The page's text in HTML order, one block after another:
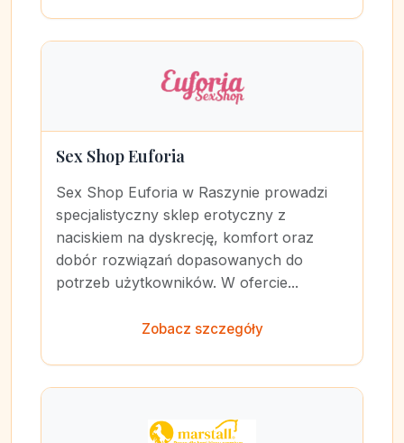
Sex Shop Euforia
Sex Shop Euforia w Raszynie prowadzi
specjalistyczny sklep erotyczny z
naciskiem na dyskrecję, komfort oraz
dobór rozwiązań dopasowanych do
potrzeb użytkowników. W ofercie...
Zobacz szczegóły